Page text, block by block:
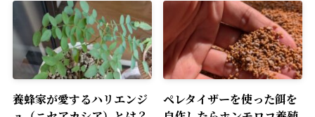
養蜂家が愛するハリエンジ
ペレタイザーを使った餌を